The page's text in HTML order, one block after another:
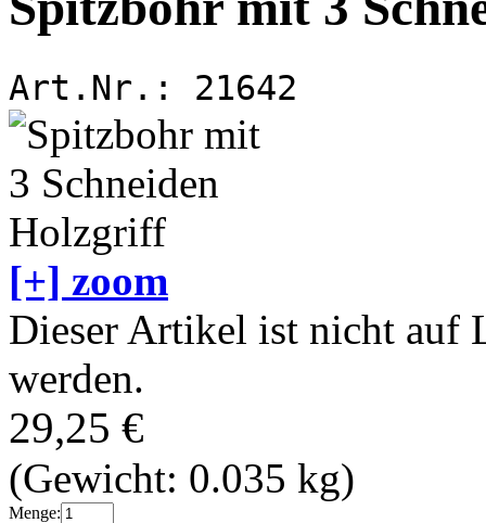
Art.Nr.: 21642
[+] zoom
Dieser Artikel ist nicht auf
werden.
29,25 €
(Gewicht: 0.035 kg)
Menge: